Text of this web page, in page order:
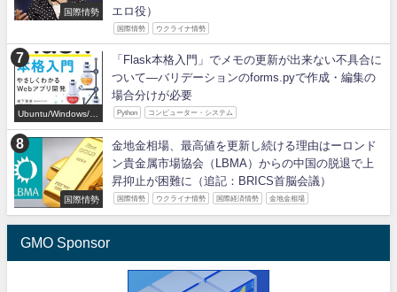
国際情勢
エロ役）
国際情勢 ウクライナ情勢
Ubuntu/Windows/P
「Flask本格入門」でメモの更新が出来ない不具合に
ついて―バリデーションのforms.pyで作成・編集の
場合分けが必要
Python コンピューター・システム
国際情勢
金地金相場、最高値を更新し続ける理由はーロンド
ン貴金属市場協会（LBMA）からの中国の脱退で上
昇抑止が困難に（追記：BRICS首脳会議）
国際情勢 ウクライナ情勢 国際経済情勢 金地金相場
GMO Sponsor